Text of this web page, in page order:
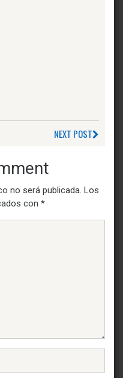
NEXT POST
no será publicada. Los
con *